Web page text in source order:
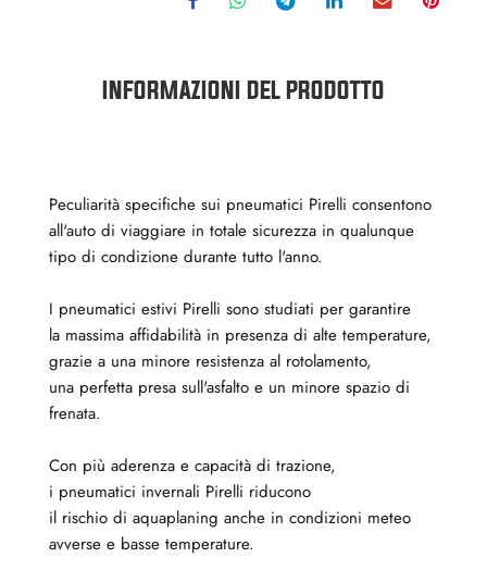
INFORMAZIONI DEL PRODOTTO
Peculiarità specifiche sui pneumatici Pirelli consentono
all'auto di viaggiare in totale sicurezza in qualunque
tipo di condizione durante tutto l'anno.
I pneumatici estivi Pirelli sono studiati per garantire
la massima affidabilità in presenza di alte temperature,
grazie a una minore resistenza al rotolamento,
una perfetta presa sull'asfalto e un minore spazio di
frenata.
Con più aderenza e capacità di trazione,
i pneumatici invernali Pirelli riducono
il rischio di aquaplaning anche in condizioni meteo
avverse e basse temperature.